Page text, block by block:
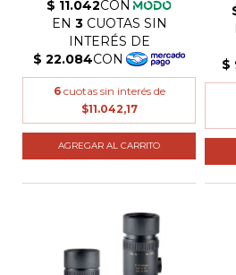
6 cuotas sin interés de
$11.042,17